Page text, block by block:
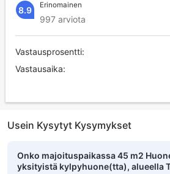
8.9 Erinomainen
997 arviota
Vastausprosentti:
Vastausaika:
Usein Kysytyt Kysymykset
Onko majoituspaikassa 45 m2
yksityistä kylpyhuone(tta), alueella